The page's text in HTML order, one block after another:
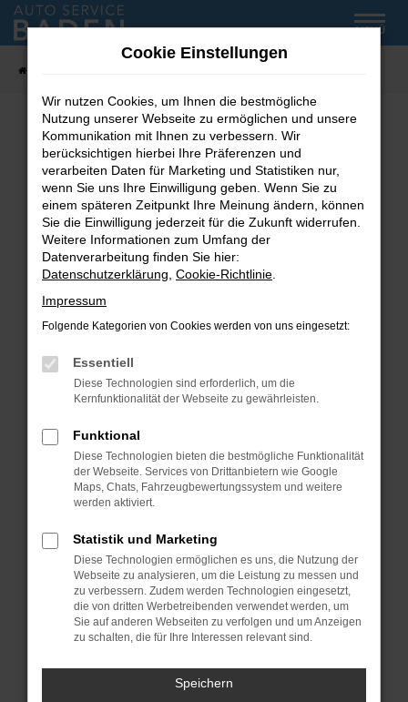
Zum
Hauptinhalt
MENÜ
Fehler: Network Error
Beim Laden ist ein Fehler aufgetreten.
Hier sind ein paar Tipps, die dir helfen können:
Überprüfe deine Firewall und deine
Internetverbindung.
Laden andere Webseiten, zum Beispiel deine
Suchmaschine?
Prüfe deine Browsererweiterungen.
können das Laden bestimmter Seiten
verhindern. Funktioniert die Seite in einem
Fenster?
Starte dein Gerät neu.
Das kann manchmal helfen, vorübergehende
Probleme zu beheben.
Betriebssystem auf dem neuesten Stand
sind.
Veraltete Software birgt nicht nur ein
Sicherheitsrisiko, sondern kann auch dazu
führen, dass bestimmte Funktionen nicht mehr
unterstützt werden.
Wende dich an den Webseitenbetreiber.
Wenn du alle oben genannten Schritte versucht
Cookie Einstellungen
Wir nutzen Cookies, um Ihnen die bestmögliche
Nutzung unserer Webseite zu ermöglichen und unsere
Kommunikation mit Ihnen zu verbessern. Wir
berücksichtigen hierbei Ihre Präferenzen und
verarbeiten Daten für Marketing und Statistiken nur,
wenn Sie uns Ihre Einwilligung geben. Wenn Sie zu
einem späteren Zeitpunkt Ihre Meinung ändern, können
Sie die Einwilligung jederzeit für die Zukunft widerrufen.
Weitere Informationen zum Umfang der
Datenverarbeitung finden Sie hier:
Datenschutzerklärung Cookie-Richtlinie
Impressum
Folgende Kategorien von Cookies werden von uns eingesetzt:
Essentiell
Diese Technologien sind erforderlich, um die
Kernfunktionalität der Webseite zu gewährleisten.
Funktional
Diese Technologien bieten die bestmögliche Funktionalität
der Webseite. Services von Drittanbietern wie Google
Maps, Chats, Fahrzeugbewertungssystem und weitere
werden aktiviert.
Statistik und Marketing
Diese Technologien ermöglichen es uns, die Nutzung der
Webseite zu analysieren, um die Leistung zu messen und
zu verbessern. Zudem werden Technologien eingesetzt,
die von dritten Werbetreibenden verwendet werden, um
Sie auf anderen Webseiten zu verfolgen und um Anzeigen
zu schalten, die für Ihre Interessen relevant sind.
Speichern